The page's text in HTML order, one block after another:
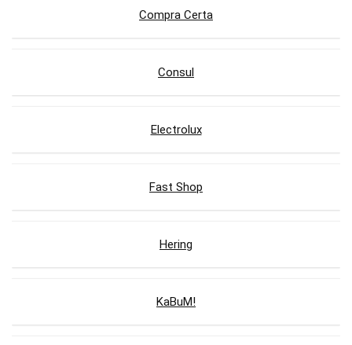
Compra Certa
Consul
Electrolux
Fast Shop
Hering
KaBuM!